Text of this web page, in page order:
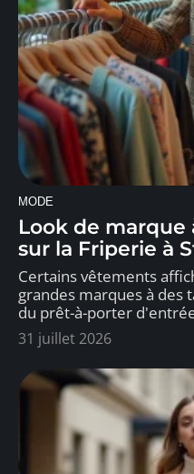
MODE
Look de
sur la Friperie à
Certains vêtements
grandes marques à des
du prêt-à-porter
31 juillet 2026